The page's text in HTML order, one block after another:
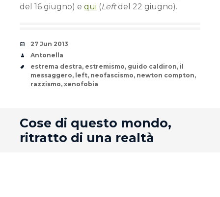
del 16 giugno) e qui (Leftdel 22 giugno).
Date
27 Jun 2013
Author
Antonella
Tags
estrema destra, estremismo, guido caldiron, il
messaggero, left, neofascismo, newton compton,
razzismo, xenofobia
Cose di questo mondo,
ritratto di una realtà